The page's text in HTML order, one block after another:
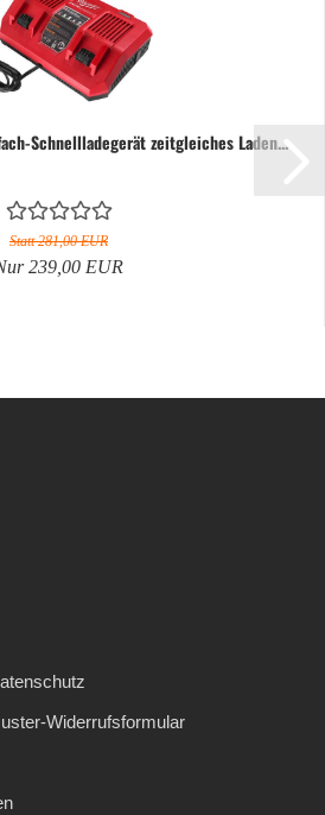
Schnellladegerät zeitgleiches Laden...
Statt 281,00 EUR
239,00 EUR
Widerrufsformular